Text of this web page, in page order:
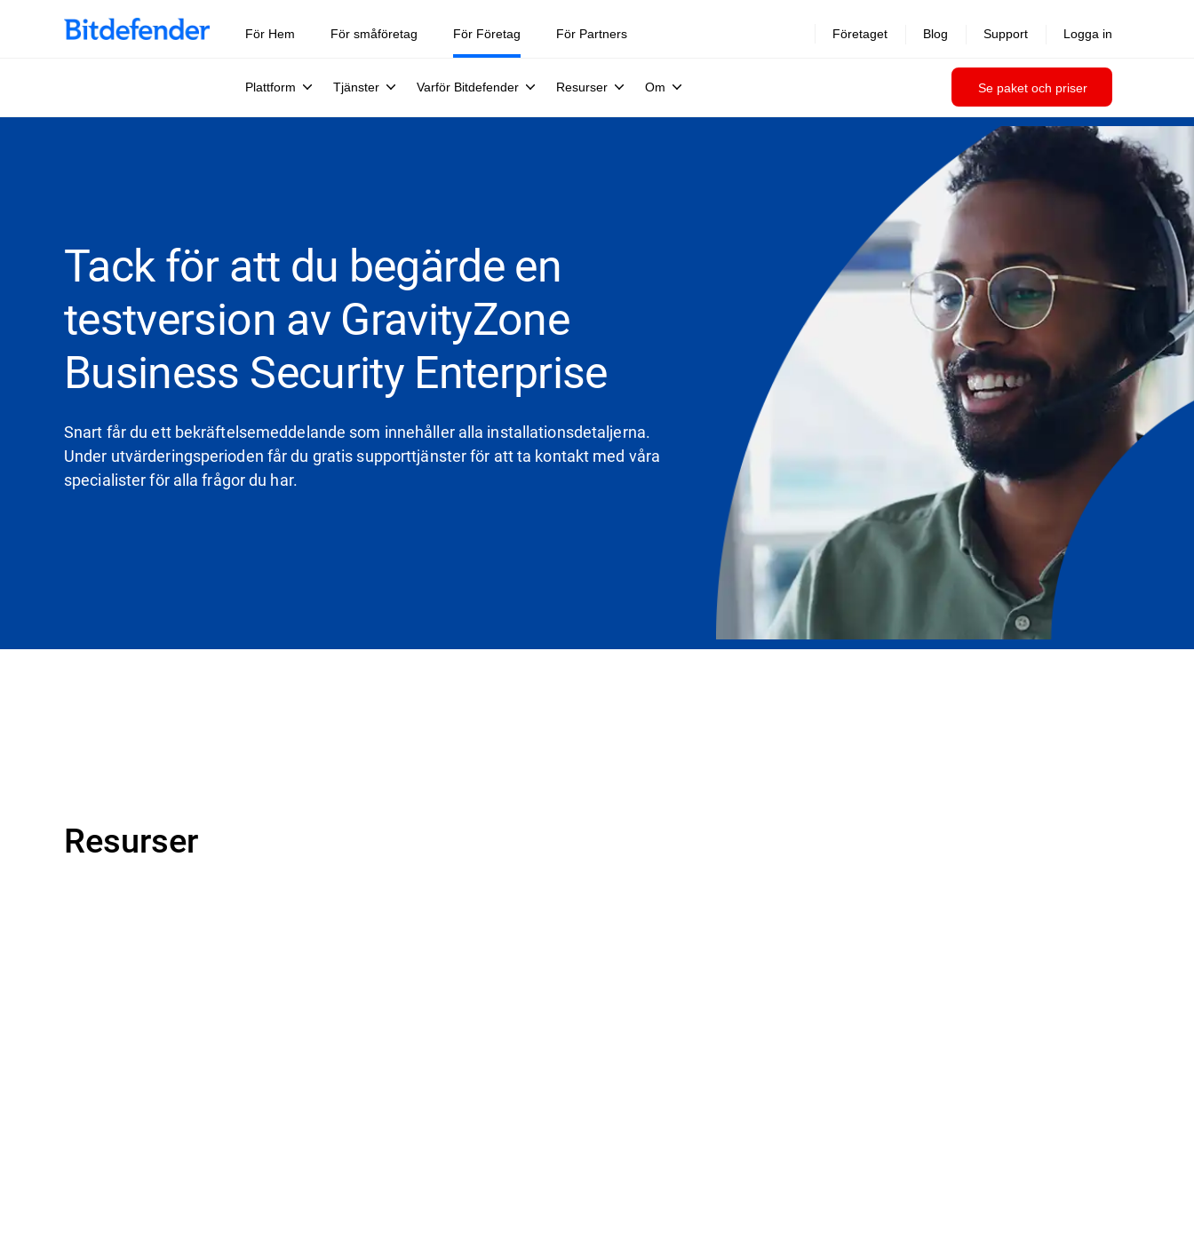
För Hem För småföretag För Företag
Plattform Tjänster Varför Bitdefender Resurser Om Se paket och priser
För Partners Företaget Blog Support Logga in
Tack för att du begärde en
testversion av GravityZone
Business Security Enterprise
Snart får du ett bekräftelsemeddelande som innehåller alla installationsdetaljerna.
Under utvärderingsperioden får du gratis supporttjänster för att ta kontakt med våra
specialister för alla frågor du har.
Resurser